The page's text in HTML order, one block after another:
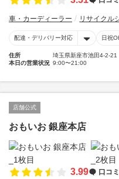
車・カーディーラー リサイクル
配達・デリバリー対応 日祝
住所
埼玉県新座市池田4-2-21
本日の営業状況 9:00〜21:00
店舗公式
おもいお 銀座本店
3.99 口コミ